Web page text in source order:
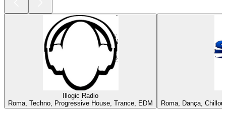
Illogic Radio
Roma, Techno, Progressive House, Trance, EDM
Roma, Dança,